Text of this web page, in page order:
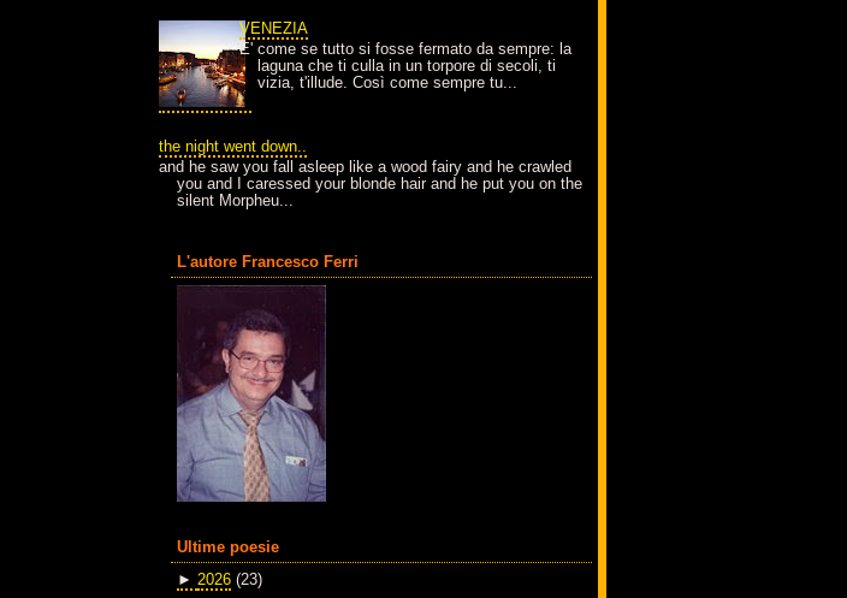
VENEZIA
E' come se tutto si fosse fermato da sempre: la
laguna che ti culla in un torpore di secoli, ti
vizia, t'illude. Così come sempre tu...
the night went down..
and he saw you fall asleep like a wood fairy and he crawled
you and I caressed your blonde hair and he put you on the
silent Morpheu...
L'autore Francesco Ferri
Ultime poesie
► 2026 (23)